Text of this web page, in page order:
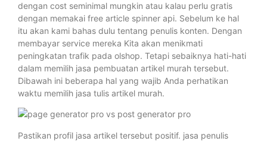
dengan cost seminimal mungkin atau kalau perlu gratis
dengan memakai free article spinner api. Sebelum ke hal
itu akan kami bahas dulu tentang penulis konten. Dengan
membayar service mereka Kita akan menikmati
peningkatan trafik pada olshop. Tetapi sebaiknya hati-hati
dalam memilih jasa pembuatan artikel murah tersebut.
Dibawah ini beberapa hal yang wajib Anda perhatikan
waktu memilih jasa tulis artikel murah.
Pastikan profil jasa artikel tersebut positif. jasa penulis